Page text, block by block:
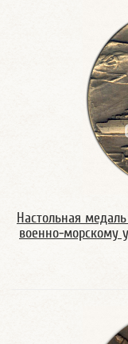
Настольная
военно-морскому